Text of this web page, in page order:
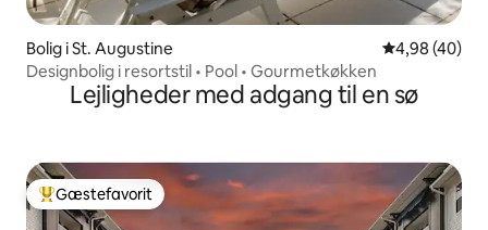
Bolig i St. Augustine 4,98 ud af 5 i
4,98 (40)
Designbolig i resortstil • Pool • Gourmetkøkken
Lejligheder med adgang til en sø
Bedste gæstefavorit
Gæstefavorit